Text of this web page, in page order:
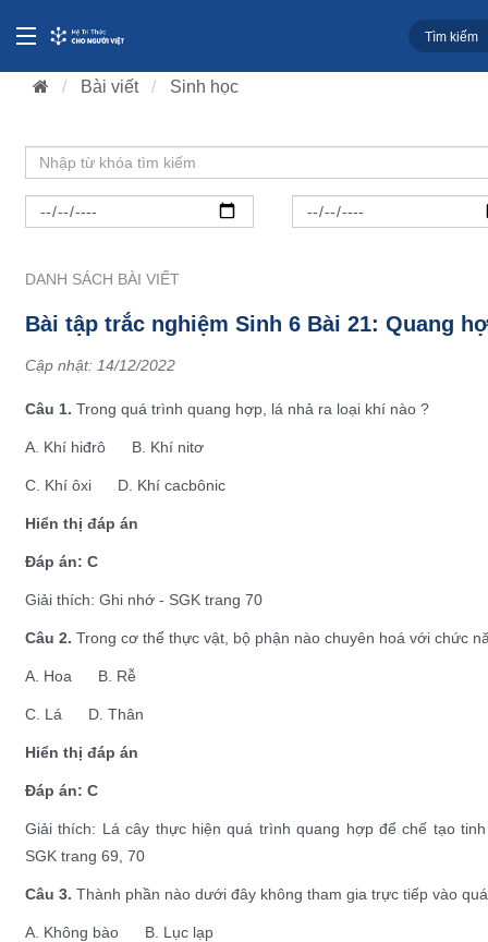
Bài viết Sinh học
DANH SÁCH BÀI VIẾT
Bài tập trắc nghiệm Sinh 6 Bài 21: Quang
Cập nhật: 14/12/2022
Câu 1. Trong quá trình quang hợp, lá nhả ra loại khí nào ?
A. Khí hiđrô B. Khí nitơ
C. Khí ôxi D. Khí cacbônic
Hiển thị đáp án
Đáp án: C
Giải thích: Ghi nhớ - SGK trang 70
Câu 2. Trong cơ thể thực vật, bộ phận nào chuyên hoá với chức
A. Hoa B. Rễ
C. Lá D. Thân
Hiển thị đáp án
Đáp án: C
Giải thích: Lá cây thực hiện quá trình quang hợp để chế tạo
SGK trang 69, 70
Câu 3. Thành phần nào dưới đây không tham gia trực tiếp vào
A. Không bào B. Lục lạp